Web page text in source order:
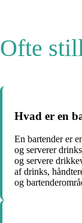
Ofte
Hvad er en
En bartender er
og serverer
og servere
af drinks,
og